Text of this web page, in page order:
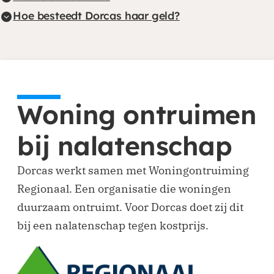
Hoe besteedt Dorcas haar geld?
Woning ontruimen
bij nalatenschap
Dorcas werkt samen met Woningontruiming
Regionaal. Een organisatie die woningen
duurzaam ontruimt. Voor Dorcas doet zij dit
bij een nalatenschap tegen kostprijs.